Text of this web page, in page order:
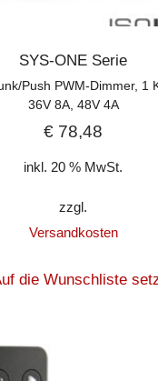
SYS-ONE Serie
Push PWM-Dimmer, 1
36V 8A, 48V 4A
€ 78,48
inkl. 20 % MwSt.
zzgl.
Versandkosten
die Wunschliste